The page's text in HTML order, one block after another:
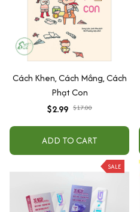
Cách Khen, Cách Mắng, Cách
Phạt Con
$2.99 $17.00
ADD TO CART
SALE